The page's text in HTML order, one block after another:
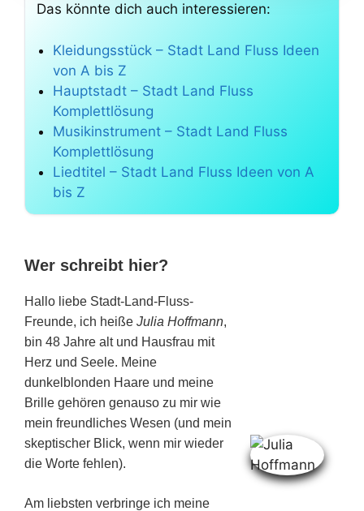
Das könnte dich auch interessieren:
Kleidungsstück – Stadt Land Fluss Ideen
von A bis Z
Hauptstadt – Stadt Land Fluss
Komplettlösung
Musikinstrument – Stadt Land Fluss
Komplettlösung
Liedtitel – Stadt Land Fluss Ideen von A
bis Z
Wer schreibt hier?
Hallo liebe Stadt-Land-Fluss-
Freunde, ich heiße Julia Hoffmann,
bin 48 Jahre alt und Hausfrau mit
Herz und Seele. Meine
dunkelblonden Haare und meine
Brille gehören genauso zu mir wie
mein freundliches Wesen (und mein
skeptischer Blick, wenn mir wieder
die Worte fehlen).
Am liebsten verbringe ich meine